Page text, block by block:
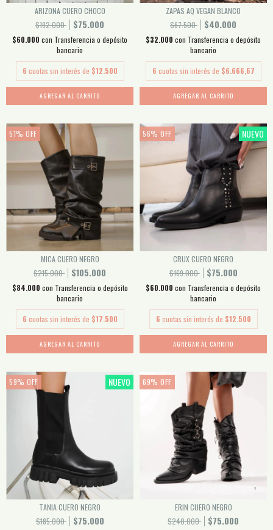
ARIZONA CUERO CHOCO
$192.000
$75.000
$60.000 con Transferencia o depósito
bancario
6 cuotas sin interés de $12.500
AGREGAR AL CARRITO
ZAPAS AQ VEGAN BLANCO
$67.500
$40.000
$32.000 con Transferencia o depósito
bancario
6 cuotas sin interés de $6.666,67
AGREGAR AL CARRITO
51% OFF
MICA CUERO NEGRO
$215.000
$105.000
$84.000 con Transferencia o depósito
bancario
6 cuotas sin interés de $17.500
AGREGAR AL CARRITO
56% OFF NUEVO
CRUX CUERO NEGRO
$169.000
$75.000
$60.000 con Transferencia o depósito
bancario
6 cuotas sin interés de $12.500
AGREGAR AL CARRITO
59% OFF NUEVO
TANIA CUERO NEGRO
$185.000
$75.000
69% OFF
ERIN CUERO NEGRO
$240.000
$75.000